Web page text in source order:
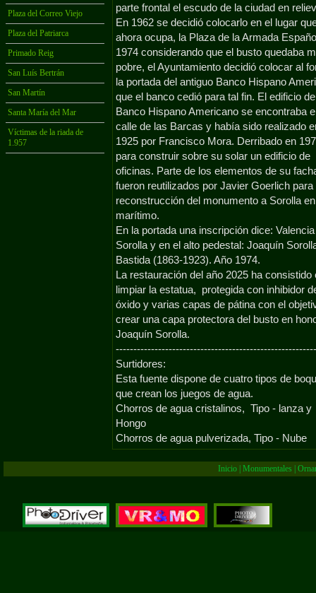
Plaza del Correo Viejo
Plaza del Patriarca
Primado Reig
San Luís Bertrán
San Martín
Santa María del Mar
Víctimas de la riada de
1.957
parte frontal el escudo de la ciudad en
En 1962 se decidió colocarlo en el lugar
ahora ocupa, la Plaza de la Armada
1974 considerando que el busto quedaba
pobre, el Ayuntamiento decidió colocar al
la portada del antiguo Banco Hispano
que el banco cedió para tal fin. El edificio
Banco Hispano Americano se encontraba
calle de las Barcas y había sido realizado
1925 por Francisco Mora. Derribado en
para construir sobre su solar un edificio de
oficinas. Parte de los elementos de su
fueron reutilizados por Javier Goerlich para
reconstrucción del monumento a Sorolla
marítimo.
En la portada una inscripción dice:
Sorolla y en el alto pedestal: Joaquín
Bastida (1863-1923). Año 1974.
La restauración del año 2025 ha consistido
limpiar la estatua, protegida con inhibidor
óxido y varias capas de pátina con el
crear una capa protectora del busto en
Joaquín Sorolla.
---------------------------------------------------------
Surtidores:
Esta fuente dispone de cuatro tipos de
que crean los juegos de agua.
Chorros de agua cristalinos, Tipo - lanza y
Hongo
Chorros de agua pulverizada, Tipo - Nube
Inicio |Monumentales |